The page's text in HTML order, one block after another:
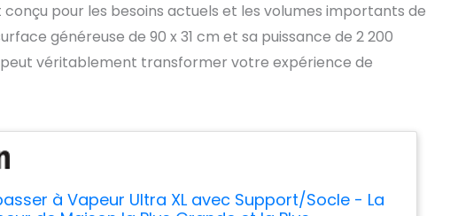
pour les besoins actuels et les volumes importants de
généreuse de 90 x 31 cm et sa puissance de 2 200
véritablement transformer votre expérience de
à Vapeur Ultra XL avec Support/Socle - La